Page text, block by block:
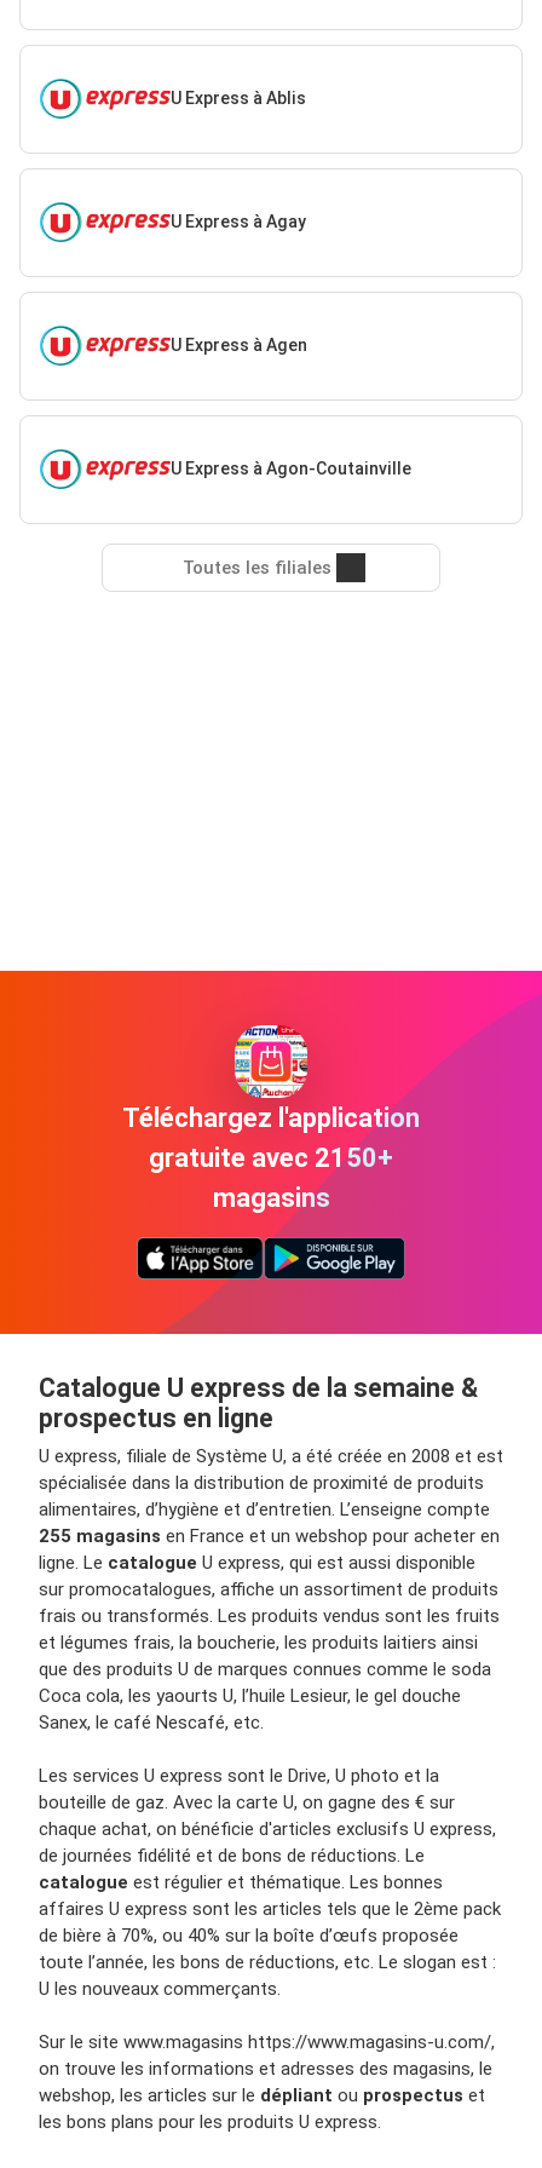
U Express à Ablis
U Express à Agay
U Express à Agen
U Express à Agon-Coutainville
Toutes les filiales
Téléchargez l'application
gratuite avec 2150+
magasins
Catalogue U express de la semaine &
prospectus en ligne
U express, filiale de Système U, a été créée en 2008 et est
spécialisée dans la distribution de proximité de produits
alimentaires, d’hygiène et d’entretien. L’enseigne compte
255 magasins en France et un webshop pour acheter en
ligne. Le catalogue U express, qui est aussi disponible
sur promocatalogues, affiche un assortiment de produits
frais ou transformés. Les produits vendus sont les fruits
et légumes frais, la boucherie, les produits laitiers ainsi
que des produits U de marques connues comme le soda
Coca cola, les yaourts U, l’huile Lesieur, le gel douche
Sanex, le café Nescafé, etc.
Les services U express sont le Drive, U photo et la
bouteille de gaz. Avec la carte U, on gagne des € sur
chaque achat, on bénéficie d'articles exclusifs U express,
de journées fidélité et de bons de réductions. Le
catalogue est régulier et thématique. Les bonnes
affaires U express sont les articles tels que le 2ème pack
de bière à 70%, ou 40% sur la boîte d’œufs proposée
toute l’année, les bons de réductions, etc. Le slogan est :
U les nouveaux commerçants.
Sur le site www.magasins https://www.magasins-u.com/,
on trouve les informations et adresses des magasins, le
webshop, les articles sur le dépliant ou prospectus et
les bons plans pour les produits U express.